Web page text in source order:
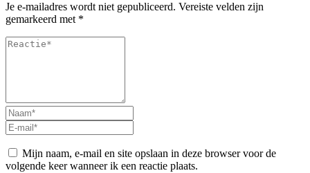
Je e-mailadres wordt niet gepubliceerd. Vereiste velden zijn
gemarkeerd met *
Mijn naam, e-mail en site opslaan in deze browser voor de
volgende keer wanneer ik een reactie plaats.